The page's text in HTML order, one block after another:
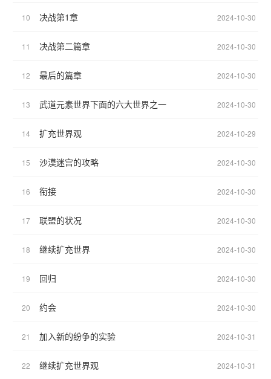
10 决战第1章 2024-10-30
11 决战第二篇章 2024-10-30
12 最后的篇章 2024-10-30
13 武道元素世界下面的六大世界之一 2024-10-30
14 扩充世界观 2024-10-29
15 沙漠迷宫的攻略 2024-10-30
16 衔接 2024-10-30
17 联盟的状况 2024-10-30
18 继续扩充世界 2024-10-30
19 回归 2024-10-30
20 约会 2024-10-30
21 加入新的纷争的实验 2024-10-31
22 继续扩充世界观 2024-10-31